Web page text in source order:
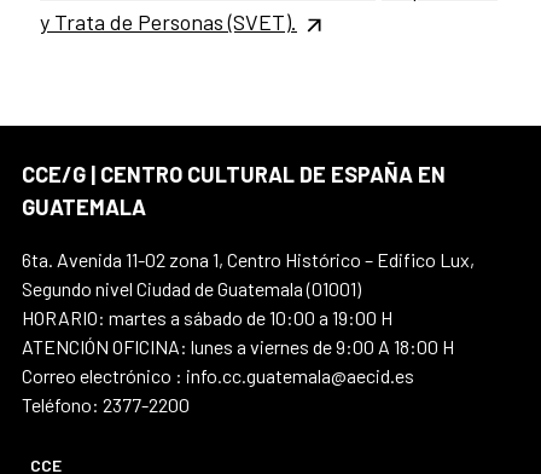
y Trata de Personas (SVET).
CCE/G | CENTRO CULTURAL DE ESPAÑA EN
GUATEMALA
6ta. Avenida 11-02 zona 1, Centro Histórico – Edifico Lux,
Segundo nivel Ciudad de Guatemala (01001)
HORARIO: martes a sábado de 10:00 a 19:00 H
ATENCIÓN OFICINA: lunes a viernes de 9:00 A 18:00 H
Correo electrónico : info.cc.guatemala@aecid.es
Teléfono: 2377-2200
CCE